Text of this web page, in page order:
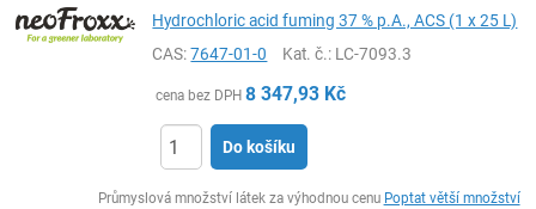
Hydrochloric acid fuming 37 % p.A., ACS (1 x 25 L)
CAS:7647-01-0 Kat. č.: LC-7093.3
cena bez DPH 8 347,93 Kč
Do košíku
Průmyslová množství látek za výhodnou cenu Poptat větší množství